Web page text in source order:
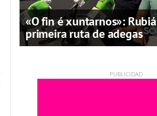
«O fin é xuntarnos»:
primeira ruta de adegas